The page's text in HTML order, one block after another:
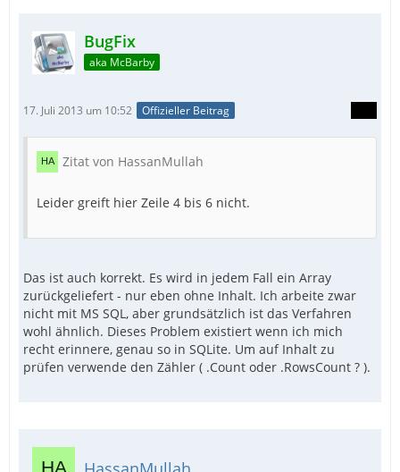
BugFix
aka McBarby
17. Juli 2013 um 10:52 Offizieller Beitrag
Zitat von HassanMullah
Leider greift hier Zeile 4 bis 6 nicht.
Das ist auch korrekt. Es wird in jedem Fall ein Array
zurückgeliefert - nur eben ohne Inhalt. Ich arbeite zwar
nicht mit MS SQL, aber grundsätzlich ist das Verfahren
wohl ähnlich. Dieses Problem existiert wenn ich mich
recht erinnere, genau so in SQLite. Um auf Inhalt zu
prüfen verwende den Zähler ( .Count oder .RowsCount ? ).